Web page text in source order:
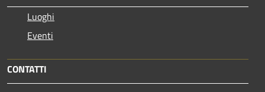
Luoghi
Eventi
CONTATTI